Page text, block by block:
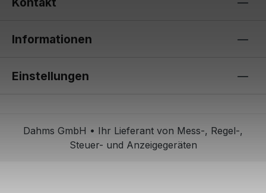
Informationen
Einstellungen
Dahms GmbH • Ihr Lieferant von Mess-, Regel-,
Steuer- und Anzeigegeräten